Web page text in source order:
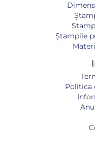
Ștampile
Politica